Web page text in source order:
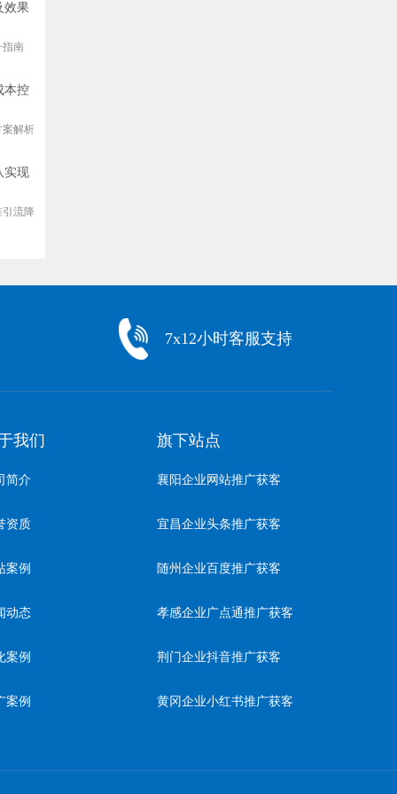
效果
南
本控
解析
实现
流降
7x12小时客服支持
我们
简介
资质
案例
动态
案例
案例
旗下站点
襄阳企业网站推广获客
宜昌企业头条推广获客
随州企业百度推广获客
孝感企业广点通推广获客
荆门企业抖音推广获客
黄冈企业小红书推广获客